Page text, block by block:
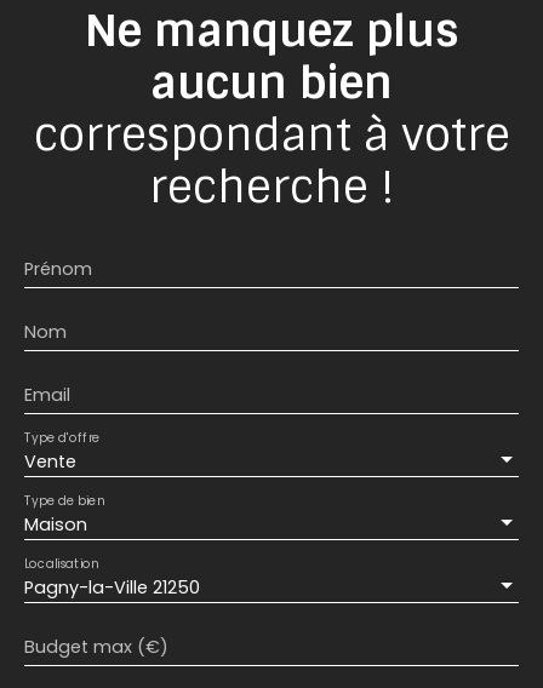
Ne manquez plus
aucun bien
correspondant à votre
recherche !
Prénom
Nom
Email
Vente
Type d'offre
Maison
Type de bien
Pagny-la-Ville 21250
Localisation
Budget max (€)